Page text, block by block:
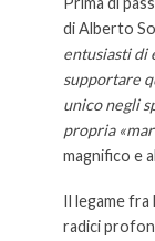
di Alberto
entusiasti di
supportare
unico negli
propria
magnifico e
Il legame fra
radici